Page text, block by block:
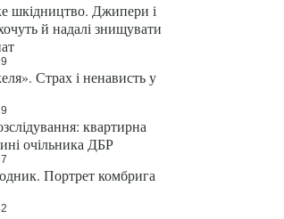
шкідництво. Джипери і
й надалі знищувати
Страх і ненависть у
квартирна
очільника ДБР
Портрет комбрига